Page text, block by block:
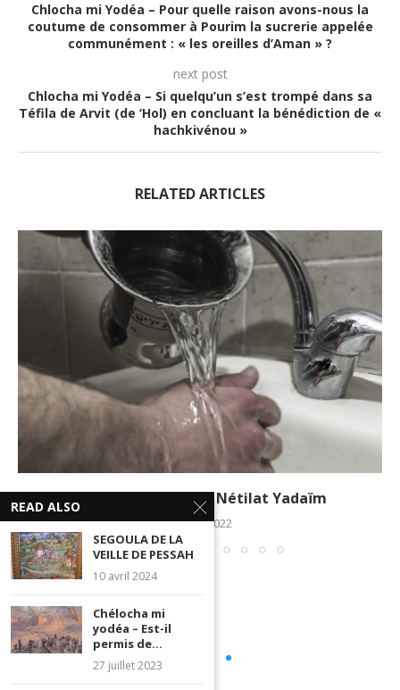
Chlocha mi Yodéa – Pour quelle raison avons-nous la
coutume de consommer à Pourim la sucrerie appelée
communément : « les oreilles d’Aman » ?
next post
Chlocha mi Yodéa – Si quelqu’un s’est trompé dans sa
Téfila de Arvit (de ‘Hol) en concluant la bénédiction de «
hachkivénou »
RELATED ARTICLES
Chlocha mi Yodéa – Nétilat Yadaïm
9 mars 2022
READ ALSO
SEGOULA DE LA
VEILLE DE PESSAH
10 avril 2024
Chélocha mi
yodéa – Est-il
permis de...
27 juillet 2023